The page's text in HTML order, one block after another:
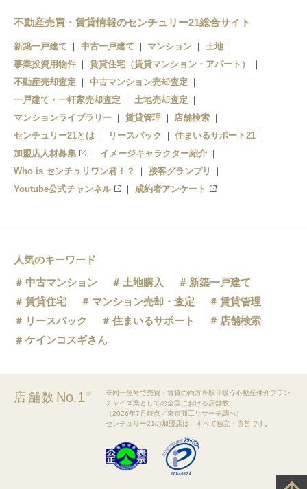
柏たなか
不動産売買・賃貸情報のセンチュリー21総合サイト
新築一戸建て 中古一戸建て マンション
土地
事業投資用物件
賃貸住宅（賃貸マンション・アパート）
不動産売却査定
中古マンション売却査定
一戸建て・一軒家売却査定
土地売却査定
マンションライブラリー
賃貸管理
店舗検索
センチュリー21とは
リースバック
住まいるサポート21
加盟店人材募集
イメージキャラクター紹介
Who is センチュリワン君！？
接客グランプリ
Youtube公式チャンネル
成約者アンケート
人気のキーワード
中古マンション
土地購入
新築一戸建て
賃貸住宅
マンション売却・査定
賃貸管理
リースバック
住まいるサポート
店舗検索
ケインコスギさん
店舗数 No.1※
※同一屋号で売買・賃貸の両方を取り扱う不動産仲介フラン
チャイズ業としての全国における店舗数
（2026年7月時点／東京商工リサーチ調べ）
センチュリー21の加盟店は、すべて独立・自営です。